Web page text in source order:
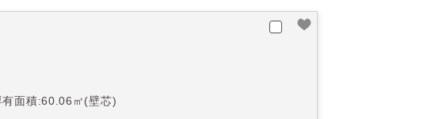
有面積:60.06㎡(壁芯)